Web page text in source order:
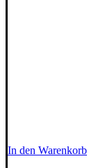
In den Warenkorb